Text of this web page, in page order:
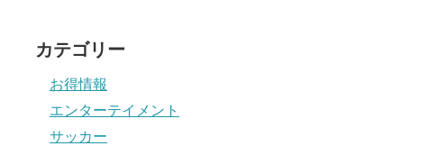
カテゴリー
お得情報
エンターテイメント
サッカー